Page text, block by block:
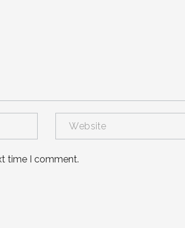
time I comment.